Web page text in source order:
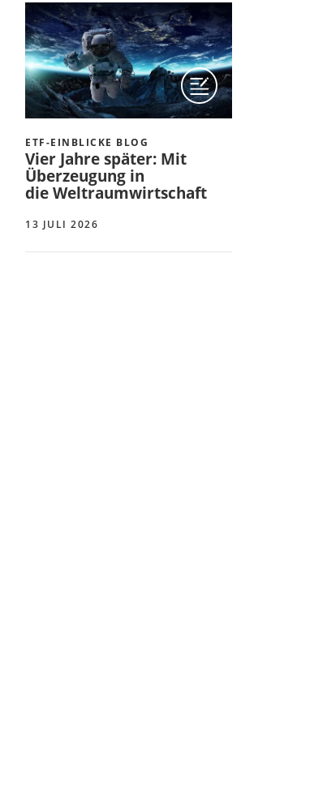
ETF-EINBLICKE BLOG
Vier Jahre später: Mit
Überzeugung in
die Weltraumwirtschaft
13 JULI 2026